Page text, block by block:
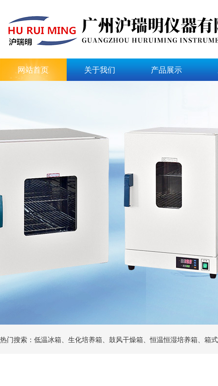
网站首页 关于我们 产品展示
热门搜索：低温冰箱、生化培养箱、鼓风干燥箱、恒温恒湿培养箱、箱